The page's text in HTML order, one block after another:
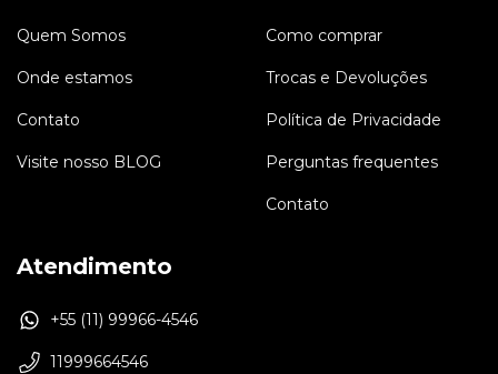
Quem Somos
Onde estamos
Contato
Visite nosso BLOG
Como comprar
Trocas e Devoluções
Política de Privacidade
Perguntas frequentes
Contato
Atendimento
+55 (11) 99966-4546
11999664546